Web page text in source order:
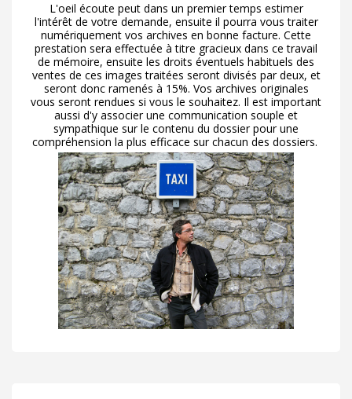
L'oeil écoute peut dans un premier temps estimer
l'intérêt de votre demande, ensuite il pourra vous traiter
numériquement vos archives en bonne facture. Cette
prestation sera effectuée à titre gracieux dans ce travail
de mémoire, ensuite les droits éventuels habituels des
ventes de ces images traitées seront divisés par deux, et
seront donc ramenés à 15%. Vos archives originales
vous seront rendues si vous le souhaitez. Il est important
aussi d'y associer une communication souple et
sympathique sur le contenu du dossier pour une
compréhension la plus efficace sur chacun des dossiers.